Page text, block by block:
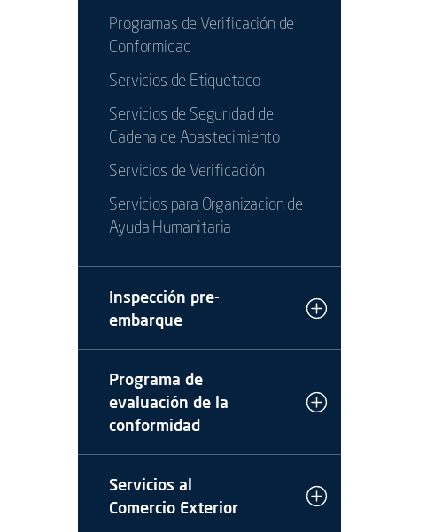
Programas de Verificación de
Conformidad
Servicios de Etiquetado
Servicios de Seguridad de
Cadena de Abastecimiento
Servicios de Verificación
Servicios para Organizacion de
Ayuda Humanitaria
Inspección pre-
embarque
Programa de
evaluación de la
conformidad
Servicios al
Comercio Exterior